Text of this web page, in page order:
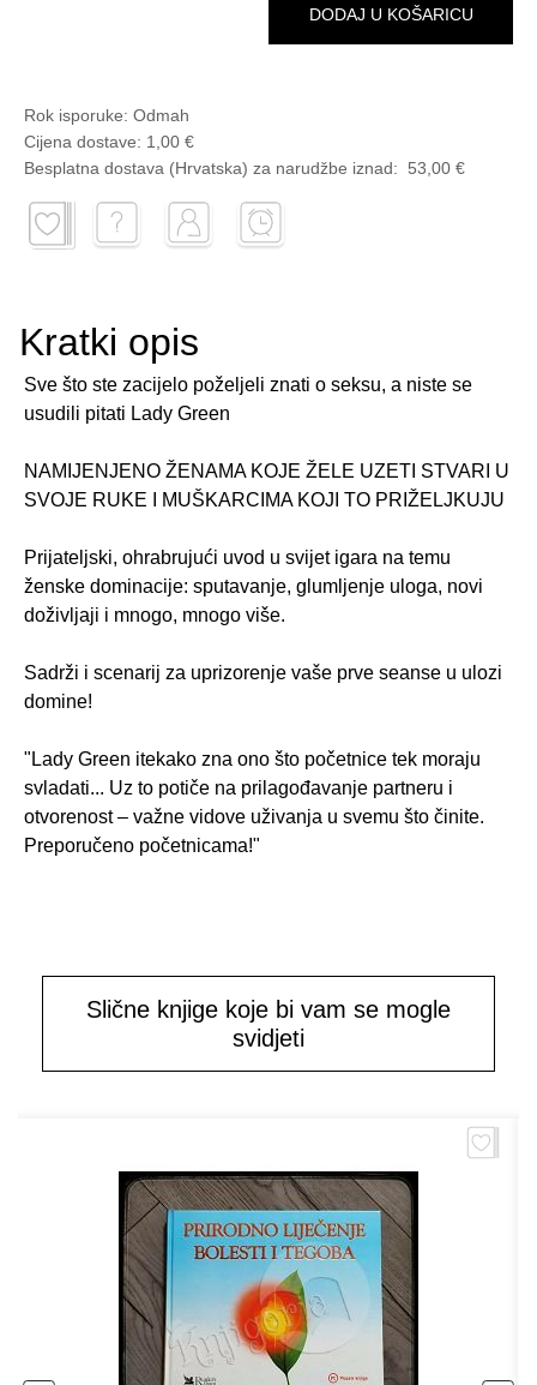
DODAJ U KOŠARICU
Rok isporuke: Odmah
Cijena dostave: 1,00 €
Besplatna dostava (Hrvatska) za narudžbe iznad: 53,00 €
Kratki opis
Sve što ste zacijelo poželjeli znati o seksu, a niste se
usudili pitati Lady Green
NAMIJENJENO ŽENAMA KOJE ŽELE UZETI STVARI U
SVOJE RUKE I MUŠKARCIMA KOJI TO PRIŽELJKUJU
Prijateljski, ohrabrujući uvod u svijet igara na temu
ženske dominacije: sputavanje, glumljenje uloga, novi
doživljaji i mnogo, mnogo više.
Sadrži i scenarij za uprizorenje vaše prve seanse u ulozi
domine!
"Lady Green itekako zna ono što početnice tek moraju
svladati... Uz to potiče na prilagođavanje partneru i
otvorenost – važne vidove uživanja u svemu što činite.
Preporučeno početnicama!"
Slične knjige koje bi vam se mogle
svidjeti